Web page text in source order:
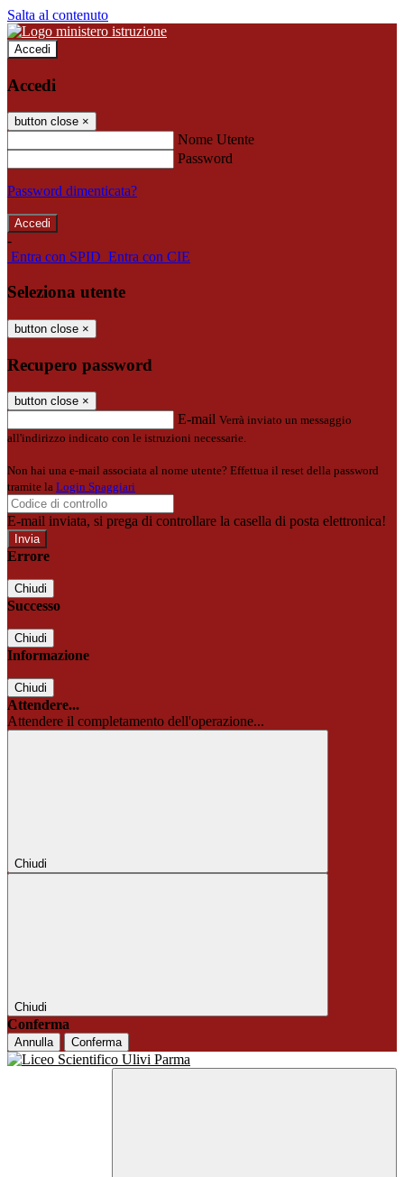
Salta al contenuto
Accedi
Accedi
button close ×
Nome Utente
Password
Password dimenticata?
-
Entra con SPID Entra con CIE
Seleziona utente
button close ×
Recupero password
button close ×
E-mail Verrà inviato un messaggio
all'indirizzo indicato con le istruzioni necessarie.
Non hai una e-mail associata al nome utente? Effettua il reset della password
tramite la Login Spaggiari
E-mail inviata, si prega di controllare la casella di posta elettronica!
Errore
Chiudi
Successo
Chiudi
Informazione
Chiudi
Attendere...
Attendere il completamento dell'operazione...
Chiudi
Chiudi
Conferma
Annulla Conferma